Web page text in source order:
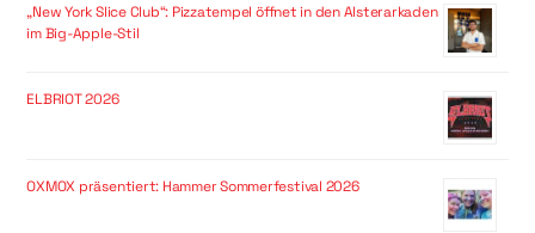
„New York Slice Club“: Pizzatempel öffnet in den Alsterarkaden
im Big-Apple-Stil
ELBRIOT 2026
OXMOX präsentiert: Hammer Sommerfestival 2026